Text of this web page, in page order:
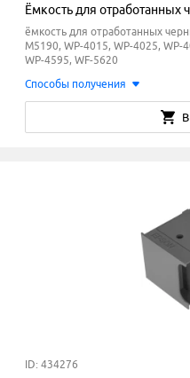
Ёмкость для отработанных
ёмкость для отработанных
M5190, WP-4015, WP-4025, WP-
WP-4595, WF-5620
Способы получения
ID: 434276